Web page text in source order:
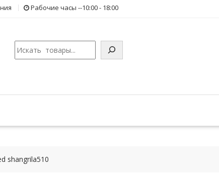
Рабочие часы --10:00 - 18:00
Поиск
shangrila510